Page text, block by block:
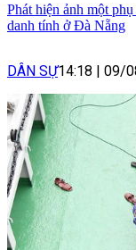
Phát hiện ảnh một
danh tính ở Đà Nẵng
DÂN SỰ14:18 | 09/